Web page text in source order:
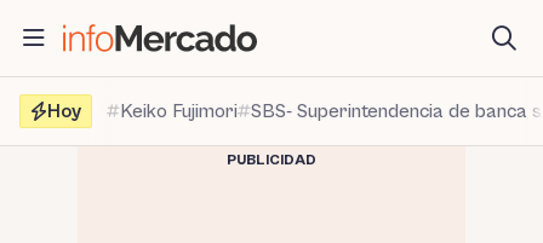
contenido
Hoy
Keiko Fujimori SBS- Superintendencia de banca
PUBLICIDAD